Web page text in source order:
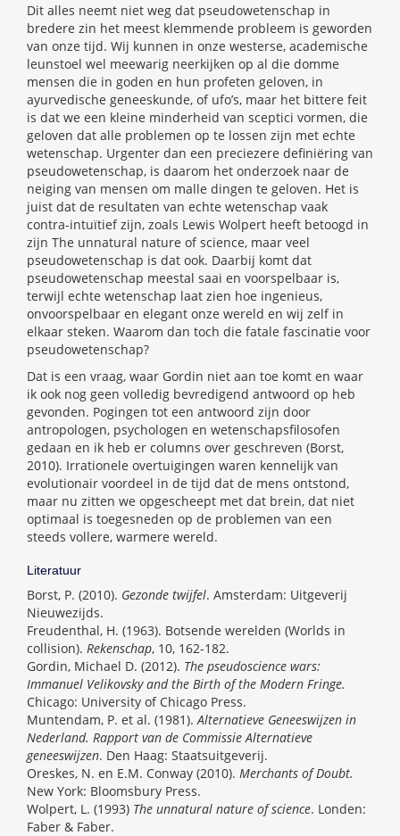
Dit alles neemt niet weg dat pseudowetenschap in
bredere zin het meest klemmende probleem is geworden
van onze tijd. Wij kunnen in onze westerse, academische
leunstoel wel meewarig neerkijken op al die domme
mensen die in goden en hun profeten geloven, in
ayurvedische geneeskunde, of ufo’s, maar het bittere feit
is dat we een kleine minderheid van sceptici vormen, die
geloven dat alle problemen op te lossen zijn met echte
wetenschap. Urgenter dan een preciezere definiëring van
pseudowetenschap, is daarom het onderzoek naar de
neiging van mensen om malle dingen te geloven. Het is
juist dat de resultaten van echte wetenschap vaak
contra-intuïtief zijn, zoals Lewis Wolpert heeft betoogd in
zijn The unnatural nature of science, maar veel
pseudowetenschap is dat ook. Daarbij komt dat
pseudowetenschap meestal saai en voorspelbaar is,
terwijl echte wetenschap laat zien hoe ingenieus,
onvoorspelbaar en elegant onze wereld en wij zelf in
elkaar steken. Waarom dan toch die fatale fascinatie voor
pseudowetenschap?
Dat is een vraag, waar Gordin niet aan toe komt en waar
ik ook nog geen volledig bevredigend antwoord op heb
gevonden. Pogingen tot een antwoord zijn door
antropologen, psychologen en wetenschapsfilosofen
gedaan en ik heb er columns over geschreven (Borst,
2010). Irrationele overtuigingen waren kennelijk van
evolutionair voordeel in de tijd dat de mens ontstond,
maar nu zitten we opgescheept met dat brein, dat niet
optimaal is toegesneden op de problemen van een
steeds vollere, warmere wereld.
Literatuur
Borst, P. (2010). Gezonde twijfel. Amsterdam: Uitgeverij
Nieuwezijds.
Freudenthal, H. (1963). Botsende werelden (Worlds in
collision). Rekenschap, 10, 162-182.
Gordin, Michael D. (2012). The pseudoscience wars:
Immanuel Velikovsky and the Birth of the Modern Fringe.
Chicago: University of Chicago Press.
Muntendam, P. et al. (1981). Alternatieve Geneeswijzen in
Nederland. Rapport van de Commissie Alternatieve
geneeswijzen. Den Haag: Staatsuitgeverij.
Oreskes, N. en E.M. Conway (2010). Merchants of Doubt.
New York: Bloomsbury Press.
Wolpert, L. (1993) The unnatural nature of science. Londen:
Faber & Faber.